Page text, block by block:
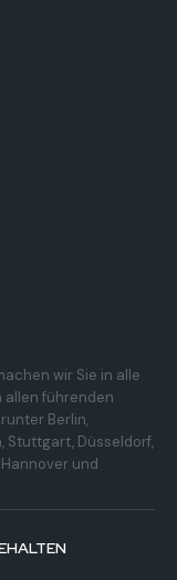
wir Sie in alle
allen führenden
Berlin,
Stuttgart, Düsseldorf,
und